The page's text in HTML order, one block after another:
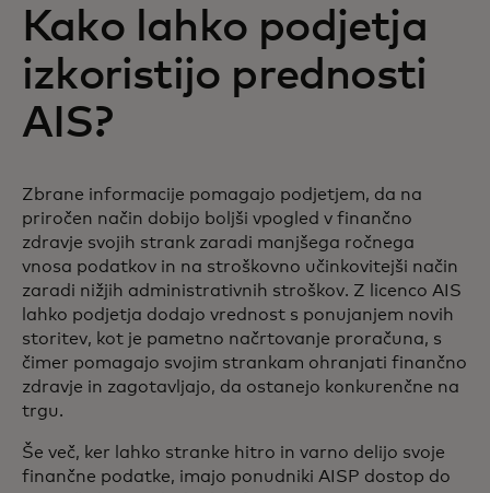
Kako lahko podjetja
izkoristijo prednosti
AIS?
Zbrane informacije pomagajo podjetjem, da na
priročen način dobijo boljši vpogled v finančno
zdravje svojih strank zaradi manjšega ročnega
vnosa podatkov in na stroškovno učinkovitejši način
zaradi nižjih administrativnih stroškov. Z licenco AIS
lahko podjetja dodajo vrednost s ponujanjem novih
storitev, kot je pametno načrtovanje proračuna, s
čimer pomagajo svojim strankam ohranjati finančno
zdravje in zagotavljajo, da ostanejo konkurenčne na
trgu.
Še več, ker lahko stranke hitro in varno delijo svoje
finančne podatke, imajo ponudniki AISP dostop do